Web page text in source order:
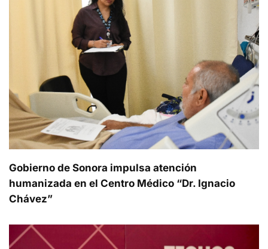
Gobierno de Sonora impulsa atención
humanizada en el Centro Médico “Dr. Ignacio
Chávez”